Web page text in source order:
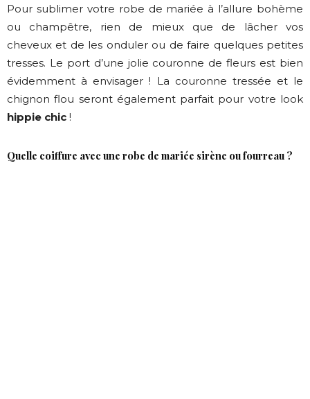
Pour sublimer votre robe de mariée à l’allure bohème
ou champêtre, rien de mieux que de lâcher vos
cheveux et de les onduler ou de faire quelques petites
tresses. Le port d’une jolie couronne de fleurs est bien
évidemment à envisager ! La couronne tressée et le
chignon flou seront également parfait pour votre look
hippie chic !
Quelle coiffure avec une robe de mariée sirène ou fourreau ?